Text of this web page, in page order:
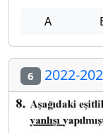
A
6 2022-